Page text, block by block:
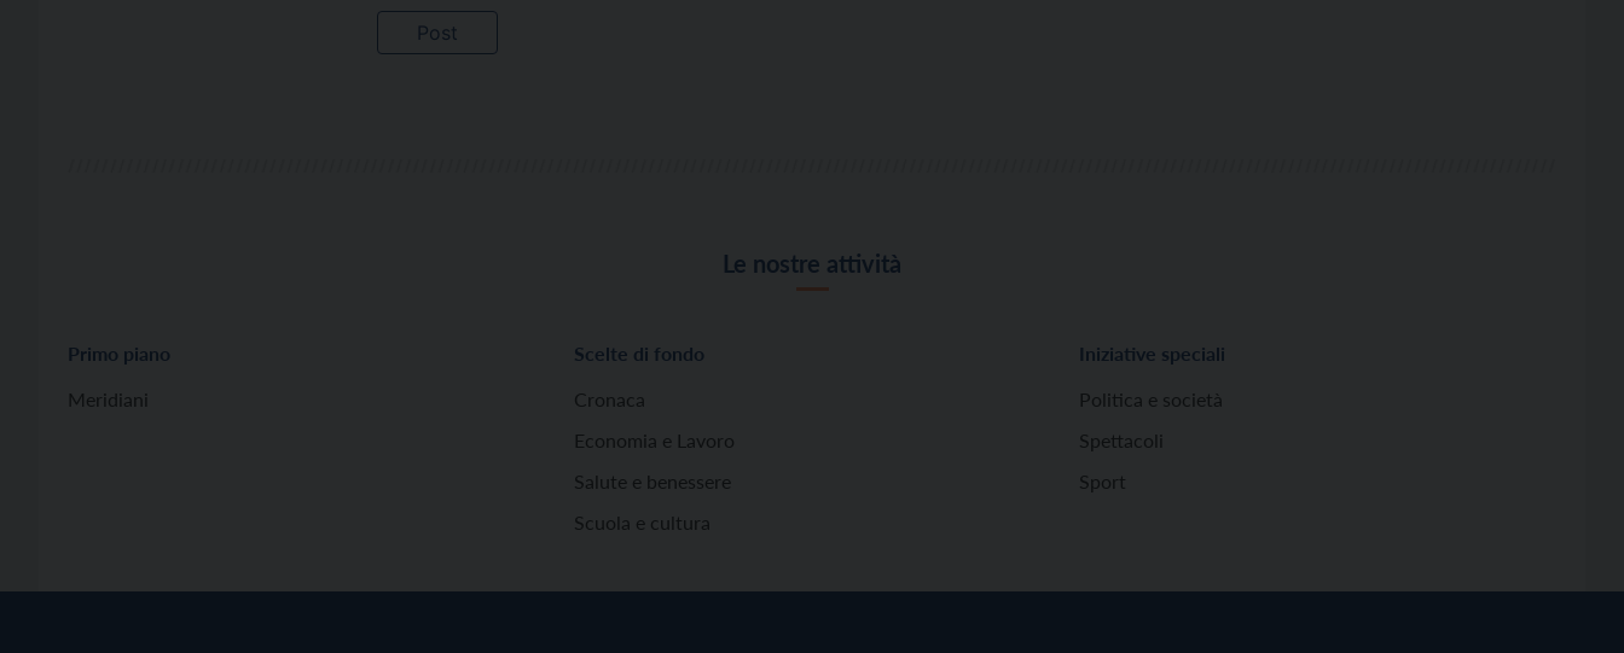
Le nostre attività
Primo piano
Meridiani
Scelte di fondo
Cronaca
Economia e Lavoro
Salute e benessere
Scuola e cultura
Iniziative speciali
Politica e società
Spettacoli
Sport